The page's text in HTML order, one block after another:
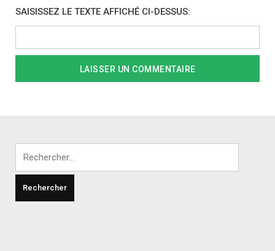
SAISISSEZ LE TEXTE AFFICHÉ CI-DESSUS: